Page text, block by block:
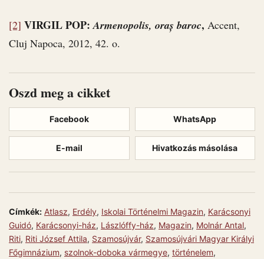
[2] VIRGIL POP:Armenopolis, oraș baroc, Accent,
Cluj Napoca, 2012, 42. o.
Oszd meg a cikket
Facebook WhatsApp
E-mail Hivatkozás másolása
Címkék: Atlasz, Erdély, Iskolai Történelmi Magazin, Karácsonyi
Guidó, Karácsonyi-ház, Lászlóffy-ház, Magazin, Molnár Antal,
Riti, Riti József Attila, Szamosújvár, Szamosújvári Magyar Királyi
Főgimnázium, szolnok-doboka vármegye, történelem,